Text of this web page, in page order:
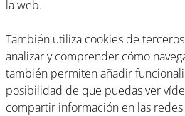
la web.
También utiliza cookies de
analizar y comprender cómo
también permiten añadir
posibilidad de que puedas ver
compartir información en las redes